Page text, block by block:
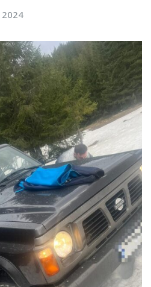
2024